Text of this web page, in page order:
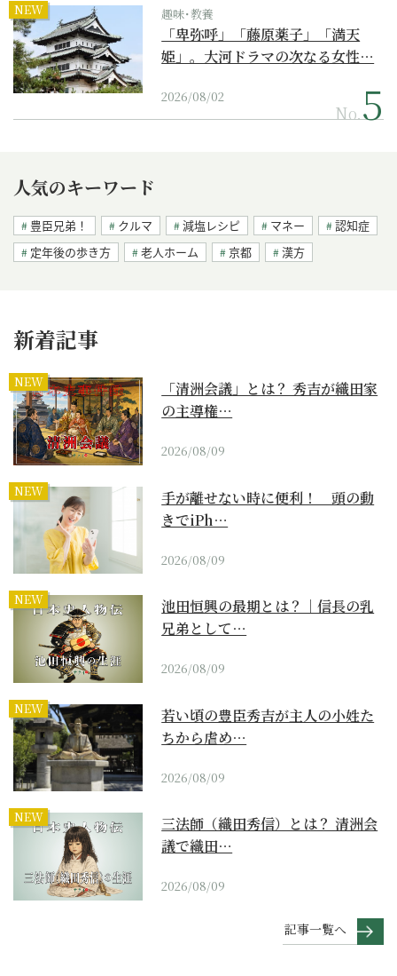
NEW 趣味･教養
「卑弥呼」「藤原薬子」「満天
姫」。大河ドラマの次なる女性…
2026/08/02
No.
人気のキーワード
豊臣兄弟！ クルマ 減塩レシピ マネー
認知症
定年後の歩き方
老人ホーム 京都 漢方
新着記事
NEW
「清洲会議」とは？ 秀吉が織田家
の主導権…
2026/08/09
NEW
手が離せない時に便利！ 頭の動
きでiPh…
2026/08/09
NEW
池田恒興の最期とは？｜信長の乳
兄弟として…
2026/08/09
NEW
若い頃の豊臣秀吉が主人の小姓た
ちから虐め…
2026/08/09
NEW
三法師（織田秀信）とは？ 清洲会
議で織田…
2026/08/09
記事一覧へ